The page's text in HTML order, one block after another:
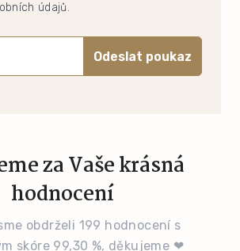
údajů.
Odeslat poukaz
za Vaše krásná
hodnocení
obdrželi 199 hodnocení s
skóre 99,30 %, děkujeme ❤